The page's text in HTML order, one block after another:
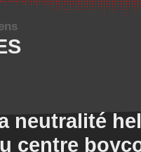
neutralité
centre